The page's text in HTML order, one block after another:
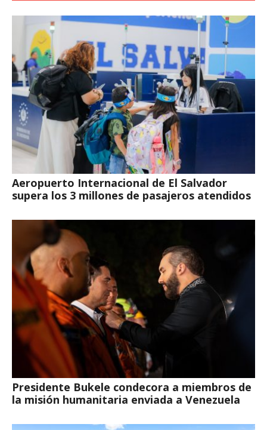
Aeropuerto Internacional de El Salvador
supera los 3 millones de pasajeros atendidos
Presidente Bukele condecora a miembros de
la misión humanitaria enviada a Venezuela